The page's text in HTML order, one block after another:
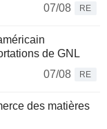
07/08
RE
de GNL
07/08
RE
des matières